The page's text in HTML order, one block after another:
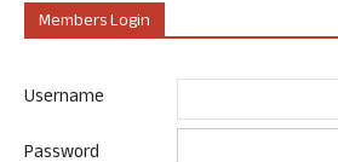
Members Login
Username
Password